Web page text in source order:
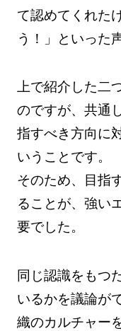
て認めてくれた
う！」といった
上で紹介した二
のですが、共通
指すべき方向に
いうことです。
そのため、目指
ることが、強い
要でした。
同じ認識をもつ
いるかを議論が
織のカルチャー